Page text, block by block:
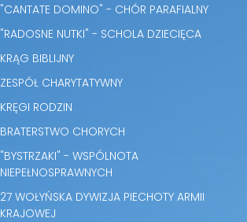
"CANTATE DOMINO" - CHÓR PARAFIALNY
"RADOSNE NUTKI" - SCHOLA DZIECIĘCA
KRĄG BIBLIJNY
ZESPÓŁ CHARYTATYWNY
KRĘGI RODZIN
BRATERSTWO CHORYCH
"BYSTRZAKI" - WSPÓLNOTA
NIEPEŁNOSPRAWNYCH
27 WOŁYŃSKA DYWIZJA PIECHOTY ARMII
KRAJOWEJ